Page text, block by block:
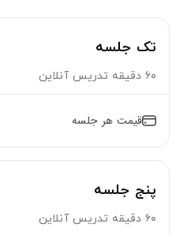
تک جلسه
۶۰ دقیقه تدریس آنلاین
قیمت هر جلسه
پنج جلسه
۶۰ دقیقه تدریس آنلاین